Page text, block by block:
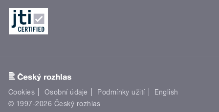
Cookies Osobní údaje Podmínky užití
English
© 1997-2026 Český rozhlas